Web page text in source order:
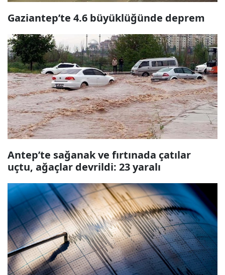
Gaziantep’te 4.6 büyüklüğünde deprem
Antep’te sağanak ve fırtınada çatılar
uçtu, ağaçlar devrildi: 23 yaralı